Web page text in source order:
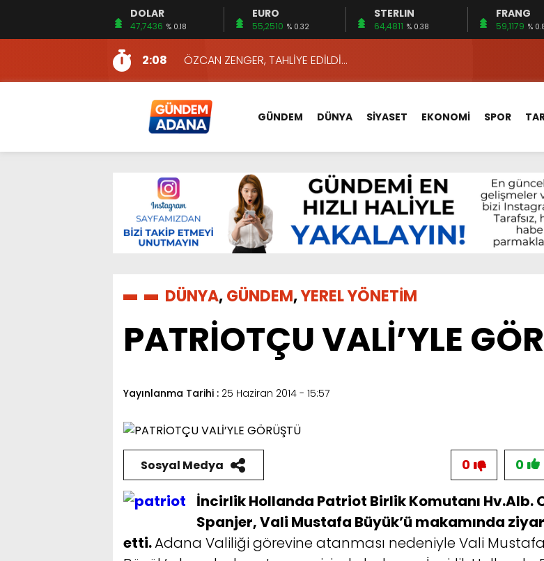
DOLAR
47,7436 % 0.18
EURO
55,2510 % 0.32
STERLIN
64,4811 % 0.38
FRANG
59,1179 %
13:10
İKİNCİ 500’DE ADANA’DAN 15 FİRMA
13:16
2:08
ÖZCAN ZENGER, TAHLİYE EDİLDİ…
16:00
AKILLI MERCEK HERKES İÇİN UYGUN MU?
10:06
ADANA’DAKİ CİNAYETLER MECLİSTE KONUŞULDU
13:54
NACAR: ESNAFIN SAĞLIK HİZMETLERİNİ KONUŞTUK
13:19
NACAR, DAHA İYİ SAĞLIK HİZMETLERİ İÇİN SAHADA
SULAMA KANALLARINDAKİ BOĞULMALARI ÖNLEMEK İÇİN GÖRÜŞTÜLER…
14:24
HERKES İÇİN ERİŞİLEBİLİR BEYİN SAĞLIĞI!
14:22
EMEKLİLER EN DÜŞÜK EMEKLİ AYLIĞININ 40 BİN LİRA OLMASINI İSTİYOR!
13:10
İKİNCİ 500’DE ADANA’DAN 15 FİRMA
GÜNDEM DÜNYA SİYASET EKONOMİ SPOR
DÜNYA,GÜNDEM,YEREL YÖNETİM
PATRİOTÇU VALİ’YLE
Yayınlanma Tarihi : 25 Haziran 2014 - 15:57
Sosyal Medya 0
0
İncirlik Hollanda Patriot Birlik Komutanı Hv.Alb.
Spanjer, Vali Mustafa Büyük’ü makamında
etti.Adana Valiliği görevine atanması nedeniyle Vali Mustafa